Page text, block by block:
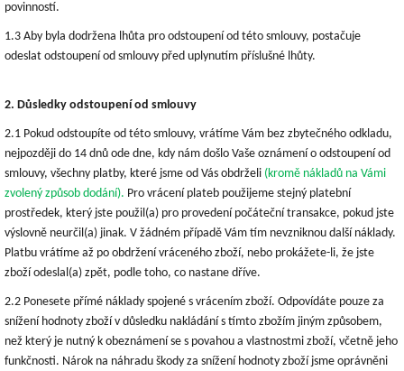
povinností.
1.3 Aby byla dodržena lhůta pro odstoupení od této smlouvy, postačuje
odeslat odstoupení od smlouvy před uplynutím příslušné lhůty.
2. Důsledky odstoupení od smlouvy
2.1 Pokud odstoupíte od této smlouvy, vrátíme Vám bez zbytečného odkladu,
nejpozději do 14 dnů ode dne, kdy nám došlo Vaše oznámení o odstoupení od
smlouvy, všechny platby, které jsme od Vás obdrželi (kromě nákladů na Vámi
zvolený způsob dodání). Pro vrácení plateb použijeme stejný platební
prostředek, který jste použil(a) pro provedení počáteční transakce, pokud jste
výslovně neurčil(a) jinak. V žádném případě Vám tím nevzniknou další náklady.
Platbu vrátíme až po obdržení vráceného zboží, nebo prokážete-li, že jste
zboží odeslal(a) zpět, podle toho, co nastane dříve.
2.2 Ponesete přímé náklady spojené s vrácením zboží. Odpovídáte pouze za
snížení hodnoty zboží v důsledku nakládání s tímto zbožím jiným způsobem,
než který je nutný k obeznámení se s povahou a vlastnostmi zboží, včetně jeho
funkčnosti. Nárok na náhradu škody za snížení hodnoty zboží jsme oprávněni